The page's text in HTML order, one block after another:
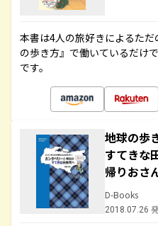
本書は4人の旅好きによるた
の歩き方』で働いているだけ
です。
地球の歩
すてきな
帰りおさ
D-Books
2018.07.26